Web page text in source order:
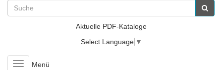
Aktuelle PDF-Kataloge
Select Language ▼
ToggleMenü